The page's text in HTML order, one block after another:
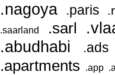
.nagoya .paris
.saarland .sarl
.abudhabi .ads
.apartments .app